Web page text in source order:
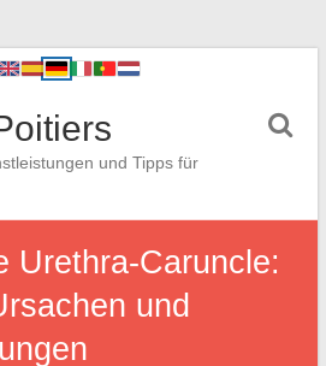
und Tipps für
Urethra-Caruncle:
und